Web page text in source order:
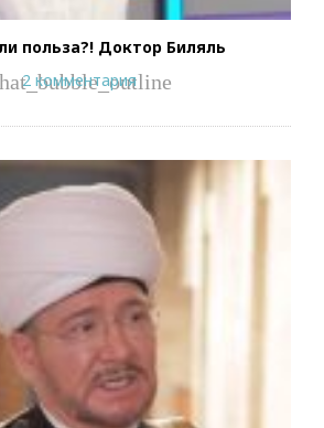
польза?! Доктор Биляль
2 комментария